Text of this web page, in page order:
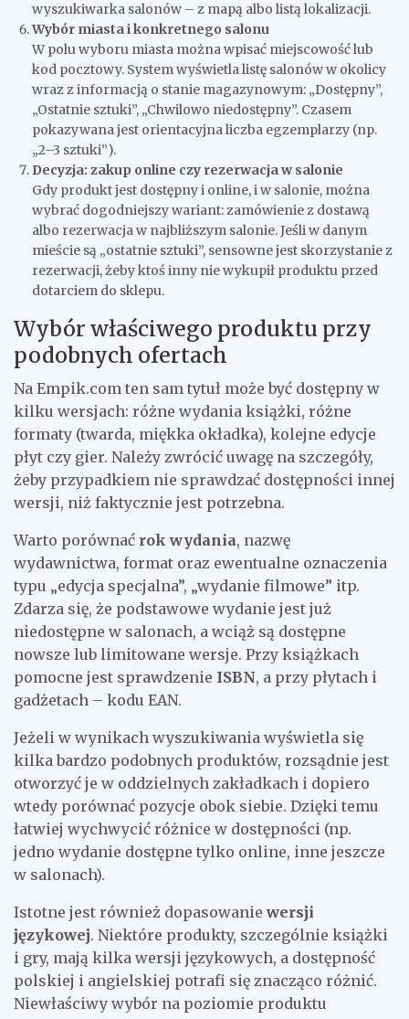
wyszukiwarka salonów – z mapą albo listą lokalizacji.
Wybór miasta i konkretnego salonu
W polu wyboru miasta można wpisać miejscowość lub
kod pocztowy. System wyświetla listę salonów w okolicy
wraz z informacją o stanie magazynowym: „Dostępny”,
„Ostatnie sztuki”, „Chwilowo niedostępny”. Czasem
pokazywana jest orientacyjna liczba egzemplarzy (np.
„2–3 sztuki”).
Decyzja: zakup online czy rezerwacja w salonie
Gdy produkt jest dostępny i online, i w salonie, można
wybrać dogodniejszy wariant: zamówienie z dostawą
albo rezerwacja w najbliższym salonie. Jeśli w danym
mieście są „ostatnie sztuki”, sensowne jest skorzystanie z
rezerwacji, żeby ktoś inny nie wykupił produktu przed
dotarciem do sklepu.
Wybór właściwego produktu przy
podobnych ofertach
Na Empik.com ten sam tytuł może być dostępny w
kilku wersjach: różne wydania książki, różne
formaty (twarda, miękka okładka), kolejne edycje
płyt czy gier. Należy zwrócić uwagę na szczegóły,
żeby przypadkiem nie sprawdzać dostępności innej
wersji, niż faktycznie jest potrzebna.
Warto porównać rok wydania, nazwę
wydawnictwa, format oraz ewentualne oznaczenia
typu „edycja specjalna”, „wydanie filmowe” itp.
Zdarza się, że podstawowe wydanie jest już
niedostępne w salonach, a wciąż są dostępne
nowsze lub limitowane wersje. Przy książkach
pomocne jest sprawdzenie ISBN, a przy płytach i
gadżetach – kodu EAN.
Jeżeli w wynikach wyszukiwania wyświetla się
kilka bardzo podobnych produktów, rozsądnie jest
otworzyć je w oddzielnych zakładkach i dopiero
wtedy porównać pozycje obok siebie. Dzięki temu
łatwiej wychwycić różnice w dostępności (np.
jedno wydanie dostępne tylko online, inne jeszcze
w salonach).
Istotne jest również dopasowaniewersji
językowej. Niektóre produkty, szczególnie książki
i gry, mają kilka wersji językowych, a dostępność
polskiej i angielskiej potrafi się znacząco różnić.
Niewłaściwy wybór na poziomie produktu